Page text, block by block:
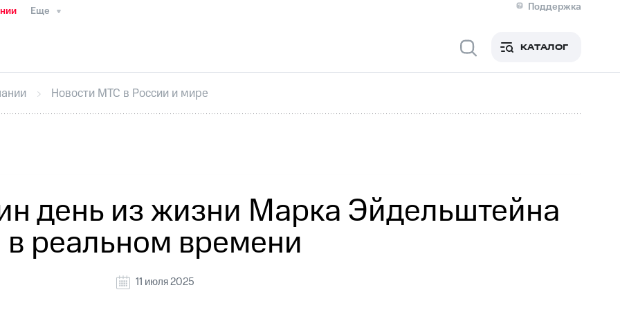
Еще
Поддержка
Медиа-центр
ИнтервьюФинансовая отчетностьКонтактыНовости в регионе
секретарьРаскрытие информации
кабинет акционераАкционерный капиталКонтроль и аудитРынок акций
КАТАЛОГ
Новости МТС в России и мире
день из жизни Марка Эйдельштейна
в реальном времени
11 июля 2025